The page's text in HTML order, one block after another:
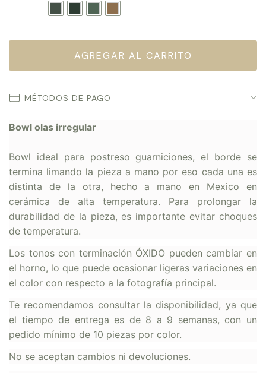
MÉTODOS DE PAGO
Bowl olas irregular
Bowl ideal para postreso guarniciones, el borde se
termina limando la pieza a mano por eso cada una es
distinta de la otra, hecho a mano en Mexico en
cerámica de alta temperatura. Para prolongar la
durabilidad de la pieza, es importante evitar choques
de temperatura.
Los tonos con terminación ÓXIDO pueden cambiar en
el horno, lo que puede ocasionar ligeras variaciones en
el color con respecto a la fotografía principal.
Te recomendamos consultar la disponibilidad, ya que
el tiempo de entrega es de 8 a 9 semanas, con un
pedido mínimo de 10 piezas por color.
No se aceptan cambios ni devoluciones.